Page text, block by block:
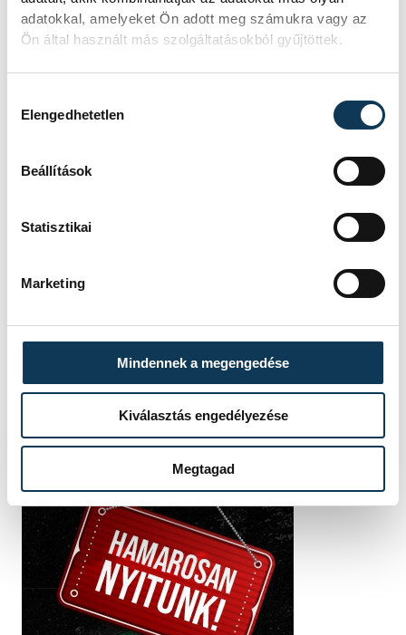
adatokkal, amelyeket Ön adott meg számukra vagy az
Ön által használt más szolgáltatásokból gyűjtöttek.
Elengedhetetlen
Beállítások
Statisztikai
Marketing
Mindennek a megengedése
Kiválasztás engedélyezése
Megtagad
A fiatalok szemmel láthatóan maguk is
imádják ezt a darabot, ami kellőképp hálás,
legjavát mutathatta meg.
SZERZŐ
Füssy
Angéla